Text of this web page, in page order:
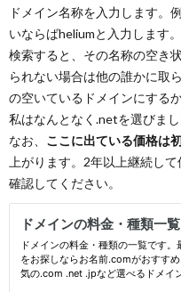
ドメイン名称を入力します。
いならばheliumと入力します。
検索すると、その名称の空き
られない場合は他の誰かに取
の空いているドメインにする
私はなんとなく.netを選びまし
なお、 ここに出ている価格は
上がります。2年以上継続し
確認してください。